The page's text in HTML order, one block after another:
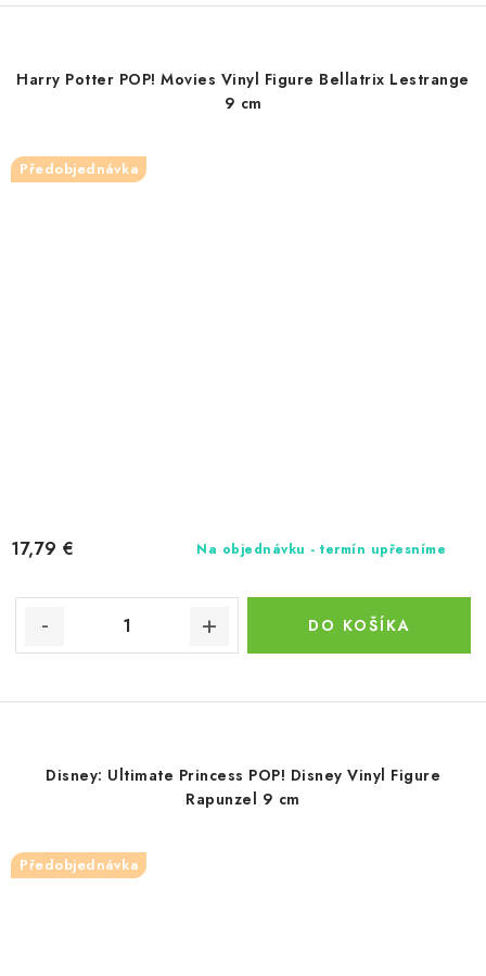
Harry Potter POP! Movies Vinyl Figure Bellatrix Lestrange
9 cm
Předobjednávka
Na objednávku - termín upřesníme
17,79 €
DO KOŠÍKA
Disney: Ultimate Princess POP! Disney Vinyl Figure
Rapunzel 9 cm
Předobjednávka